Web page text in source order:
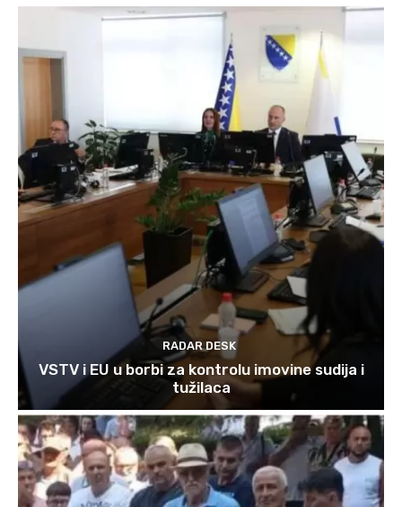
RADAR DESK
VSTV i EU u borbi za kontrolu imovine sudija i
tužilaca